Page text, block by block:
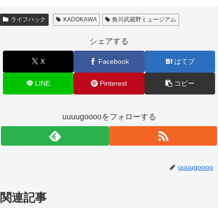
ライフハック KADOKAWA 角川武蔵野ミュージアム
シェアする
X Facebook はてブ
LINE Pinterest コピー
uuuugooooをフォローする
uuuugoooo
関連記事